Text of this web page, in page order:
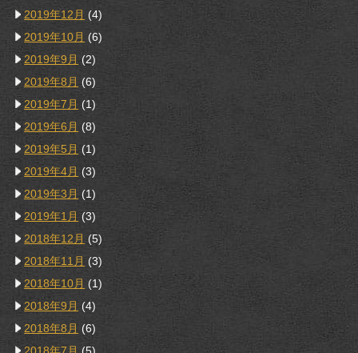
2019年12月 (4)
2019年10月 (6)
2019年9月 (2)
2019年8月 (6)
2019年7月 (1)
2019年6月 (8)
2019年5月 (1)
2019年4月 (3)
2019年3月 (1)
2019年1月 (3)
2018年12月 (5)
2018年11月 (3)
2018年10月 (1)
2018年9月 (4)
2018年8月 (6)